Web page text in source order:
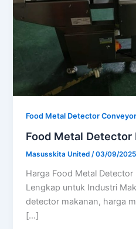
Food Metal Detector Conveyor
Food Metal Detector
Masusskita United/03/09/2025
Harga Food Metal
Lengkap untuk Industri
detector makanan, harga
[…]